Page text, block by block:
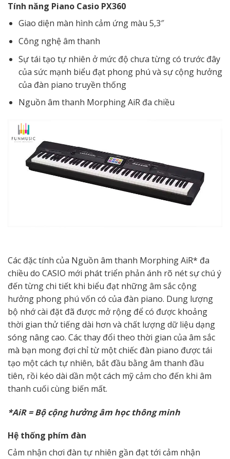
Tính năng Piano Casio PX360
Giao diện màn hình cảm ứng màu 5,3″
Công nghệ âm thanh
Sự tái tạo tự nhiên ở mức độ chưa từng có trước đây
của sức mạnh biểu đạt phong phú và sự cộng hưởng
của đàn piano truyền thống
Nguồn âm thanh Morphing AiR đa chiều
Các đặc tính của Nguồn âm thanh Morphing AiR* đa
chiều do CASIO mới phát triển phản ánh rõ nét sự chú ý
đến từng chi tiết khi biểu đạt những âm sắc cộng
hưởng phong phú vốn có của đàn piano. Dung lượng
bộ nhớ cài đặt đã được mở rộng để có được khoảng
thời gian thử tiếng dài hơn và chất lượng dữ liệu dạng
sóng nâng cao. Các thay đổi theo thời gian của âm sắc
mà bạn mong đợi chỉ từ một chiếc đàn piano được tái
tạo một cách tự nhiên, bắt đầu bằng âm thanh đầu
tiên, rồi kéo dài dần một cách mỹ cảm cho đến khi âm
thanh cuối cùng biến mất.
*AiR = Bộ cộng hưởng âm học thông minh
Hệ thống phím đàn
Cảm nhận chơi đàn tự nhiên gần đạt tới cảm nhận